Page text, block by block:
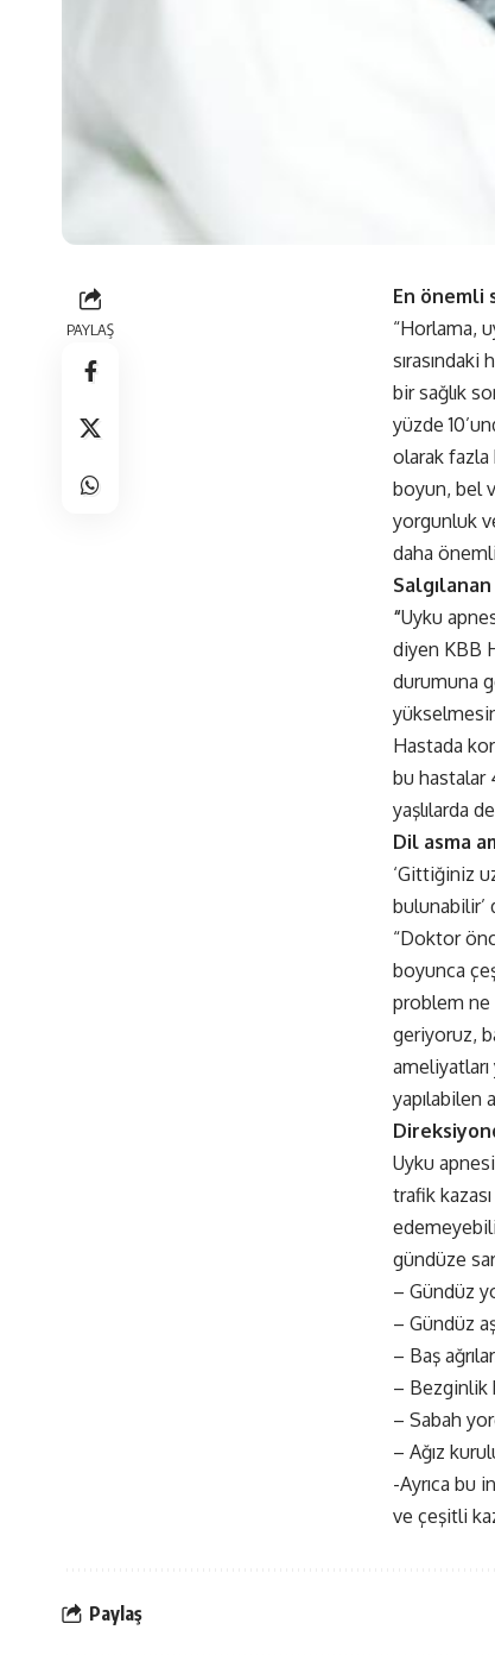
PAYLAŞ
En önemli
“Horlama,
sırasındaki
bir sağlık
yüzde
olarak fazla
boyun, bel
yorgunluk
daha
“Uyku
diyen KBB
durumuna
Hastada
bu hastalar
yaşlılarda
Dil asma
‘Gittiğiniz
bulunabilir’
“Doktor
boyunca
problem ne
geriyoruz,
yapılabilen
Uyku
trafik
gündüze
– Gündüz
– Gündüz
– Baş
– Bezginlik
– Sabah
– Ağız
-Ayrıca bu
ve çeşitli
Paylaş